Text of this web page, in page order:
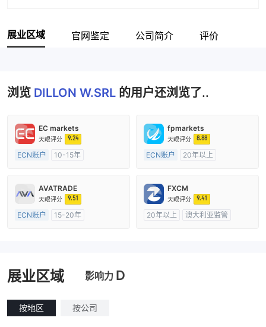
展业区域 官网鉴定 公司简介 评价
浏览 DILLON W.SRL 的用户还浏览了..
EC markets
天眼评分 9.24
ECN账户
10-15年
fpmarkets
天眼评分 8.88
ECN账户
20年以上
主标MT4
AVATRADE
天眼评分 9.51
ECN账户
15-20年
FXCM
天眼评分 9.41
20年以上
澳大利亚监管
展业区域 影响力 D
按地区 按公司